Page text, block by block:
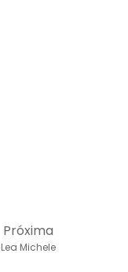
Próxima
Lea Michele